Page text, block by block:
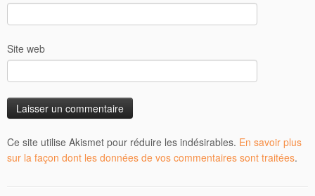
Site web
Ce site utilise Akismet pour réduire les indésirables. En savoir plus
sur la façon dont les données de vos commentaires sont traitées.